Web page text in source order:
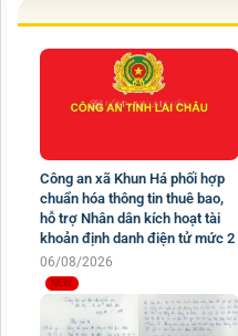
Công an xã Khun Há phối hợp
chuẩn hóa thông tin thuê bao,
hỗ trợ Nhân dân kích hoạt tài
khoản định danh điện tử mức 2
06/08/2026